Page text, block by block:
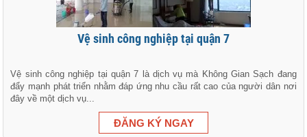
Vệ sinh công nghiệp tại quận 7
Vệ sinh công nghiệp tại quận 7 là dịch vụ mà Không Gian Sạch đang
đẩy mạnh phát triển nhằm đáp ứng nhu cầu rất cao của người dân nơi
đây về một dịch vụ...